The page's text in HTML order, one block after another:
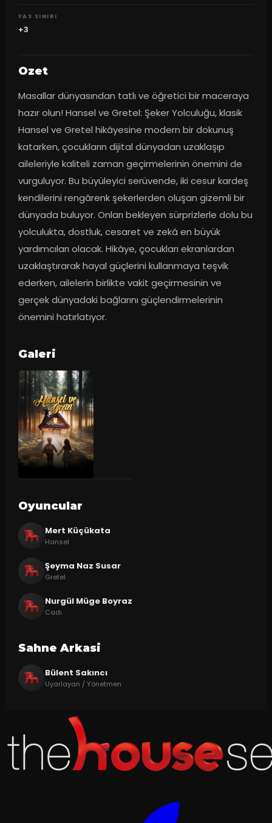
YAS SINIRI
+3
Ozet
Masallar dünyasından tatlı ve öğretici bir maceraya
hazır olun! Hansel ve Gretel: Şeker Yolculuğu, klasik
Hansel ve Gretel hikâyesine modern bir dokunuş
katarken, çocukların dijital dünyadan uzaklaşıp
aileleriyle kaliteli zaman geçirmelerinin önemini de
vurguluyor. Bu büyüleyici serüvende, iki cesur kardeş
kendilerini rengârenk şekerlerden oluşan gizemli bir
dünyada buluyor. Onları bekleyen sürprizlerle dolu bu
yolculukta, dostluk, cesaret ve zekâ en büyük
yardımcıları olacak. Hikâye, çocukları ekranlardan
uzaklaştırarak hayal güçlerini kullanmaya teşvik
ederken, ailelerin birlikte vakit geçirmesinin ve
gerçek dünyadaki bağlarını güçlendirmelerinin
önemini hatırlatıyor.
Galeri
Oyuncular
Mert Küçükata
Hansel
Şeyma Naz Susar
Gretel
Nurgül Müge Boyraz
Cadı
Sahne Arkasi
Bülent Sakıncı
Uyarlayan / Yönetmen